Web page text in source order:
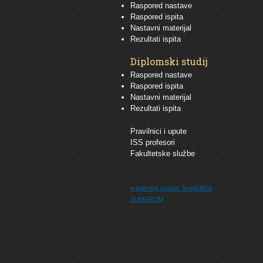
Raspored nastave
Raspored ispita
Nastavni materijal
Rezultati ispita
Diplomski studij
Raspored nastave
Raspored ispita
Nastavni materijal
Rezultati ispita
Pravilnici i upute
ISS profesori
Fakultetske službe
e-learning sustav Sveučilišta
SUMARUM